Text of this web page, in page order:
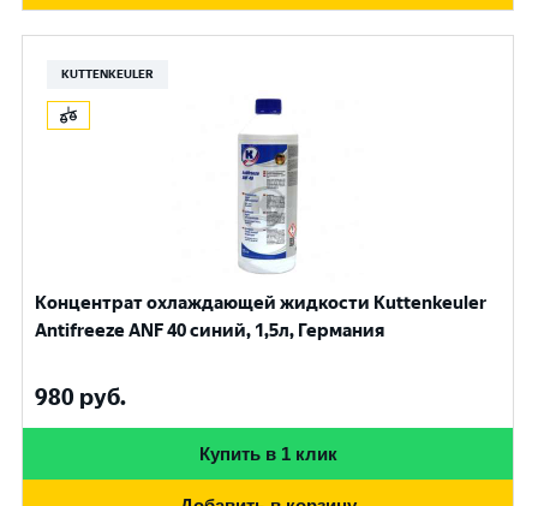
KUTTENKEULER
Концентрат охлаждающей жидкости Kuttenkeuler
Antifreeze ANF 40 синий, 1,5л, Германия
980 руб.
Купить в 1 клик